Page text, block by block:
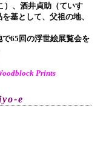
）、酒井貞助（ていす
基として、父祖の地、
65回の浮世絵展覧会を
Prints
e